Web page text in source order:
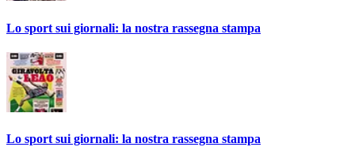
Lo sport sui giornali: la nostra rassegna stampa
Lo sport sui giornali: la nostra rassegna stampa